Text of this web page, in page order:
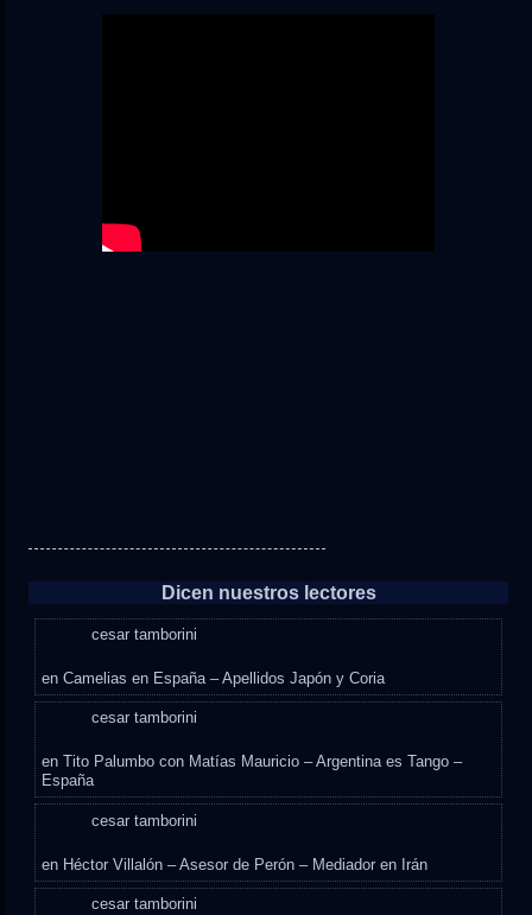
Dicen nuestros lectores
cesar tamborini
enCamelias en España – Apellidos Japón y Coria
cesar tamborini
enTito Palumbo con Matías Mauricio – Argentina es Tango –
España
cesar tamborini
en Héctor Villalón – Asesor de Perón – Mediador en Irán
cesar tamborini